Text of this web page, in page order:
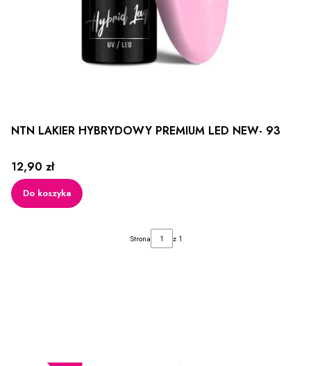
NTN LAKIER HYBRYDOWY PREMIUM LED NEW- 93
Cena
12,90 zł
Do koszyka
Strona z 1